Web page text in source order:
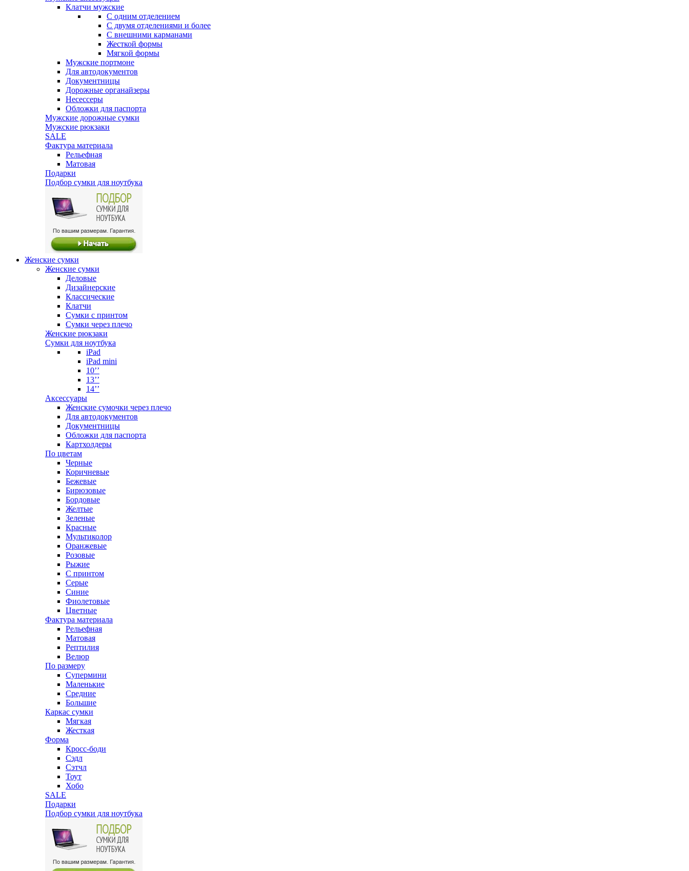
Клатчи мужские
С одним отделением
С двумя отделениями и более
С внешними карманами
Жесткой формы
Мягкой формы
Мужские портмоне
Для автодокументов
Документницы
Дорожные органайзеры
Несессеры
Обложки для паспорта
Мужские дорожные сумки
Мужские рюкзаки
SALE
Фактура материала
Рельефная
Матовая
Подарки
Подбор сумки для ноутбука
Женские сумки
Женские сумки
Деловые
Дизайнерские
Классические
Клатчи
Сумки с принтом
Сумки через плечо
Женские рюкзаки
Сумки для ноутбука
iPad
iPad mini
10’’
13’’
14’’
Аксессуары
Женские сумочки через плечо
Для автодокументов
Документницы
Обложки для паспорта
Картхолдеры
По цветам
Черные
Коричневые
Бежевые
Бирюзовые
Бордовые
Желтые
Зеленые
Красные
Мультиколор
Оранжевые
Розовые
Рыжие
С принтом
Серые
Синие
Фиолетовые
Цветные
Фактура материала
Рельефная
Матовая
Рептилия
Велюр
По размеру
Супермини
Маленькие
Средние
Большие
Каркас сумки
Мягкая
Жесткая
Форма
Кросс-боди
Сэдл
Сэтчл
Тоут
Хобо
SALE
Подарки
Подбор сумки для ноутбука